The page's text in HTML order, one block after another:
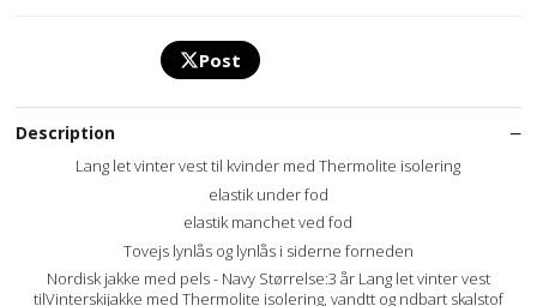
Post
Description
Lang let vinter vest til kvinder med Thermolite isolering
elastik under fod
elastik manchet ved fod
Tovejs lynlås og lynlås i siderne forneden
Nordisk jakke med pels - Navy Størrelse:3 år Lang let vinter vest
tilVinterskijakke med Thermolite isolering, vandtt og ndbart skalstof